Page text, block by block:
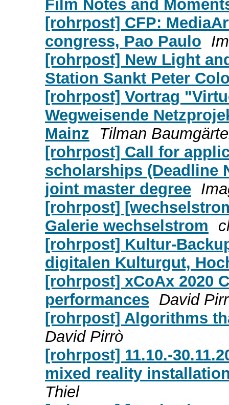
Film Notes and
[rohrpost] CFP:
congress, Pao Paulo
[rohrpost] New Light
Station Sankt Peter
[rohrpost] Vortrag
Wegweisende
Mainz
Tilman
[rohrpost] Call for
scholarships (Deadline
joint master degree
[rohrpost]
Galerie wechselstrom
[rohrpost] Kultur-
digitalen Kulturgut,
[rohrpost] xCoAx 2020
performances David
[rohrpost] Algorithms
David Pirrò
[rohrpost] 11.10.-
mixed reality
Thiel